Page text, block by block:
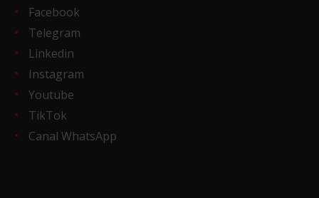
Facebook
Telegram
Linkedin
Instagram
Youtube
TikTok
Canal WhatsApp